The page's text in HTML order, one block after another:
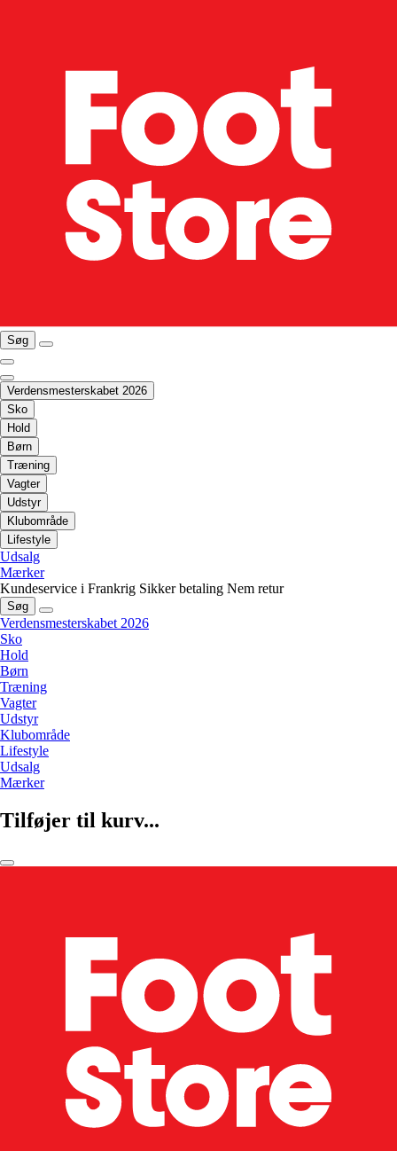
Søg
Verdensmesterskabet 2026
Sko
Hold
Børn
Træning
Vagter
Udstyr
Klubområde
Lifestyle
Udsalg
Mærker
Kundeservice i Frankrig Sikker betaling Nem retur
Søg
Verdensmesterskabet 2026
Sko
Hold
Børn
Træning
Vagter
Udstyr
Klubområde
Lifestyle
Udsalg
Mærker
Tilføjer til kurv...